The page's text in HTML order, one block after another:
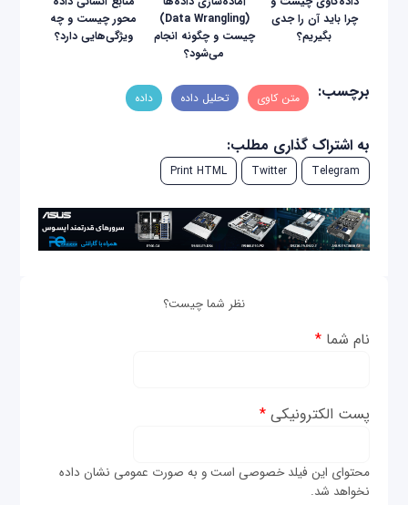
چرا باید آن را جدی
بگیریم؟
(Data Wrangling)
چیست و چگونه انجام
می‌شود؟
محور چیست و چه
ویژگی‌هایی دارد؟
برچسب: متن‌ کاوی تحلیل داده داده
به اشتراک گذاری مطلب:
Telegram
Twitter
Print HTML
نظر شما چیست؟
نام شما*
پست الکترونیکی*
محتوای این فیلد خصوصی است و به صورت عمومی نشان داده
نخواهد شد.